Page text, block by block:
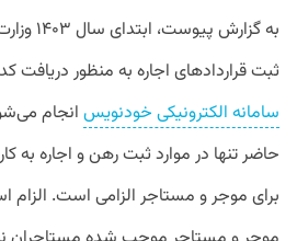
به
ثبت قراردادهای اجاره به منظور دریافت
سامانه الکترونیکی خودنویس انجام
حاضر تنها در موارد ثبت رهن و اجاره به
برای موجر و مستاجر الزامی است. الزام